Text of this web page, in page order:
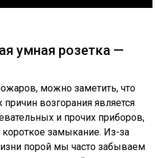
умная розетка —
можно заметить, что
возгорания является
и прочих приборов,
короткое замыкание. Из-за
порой мы часто забываем